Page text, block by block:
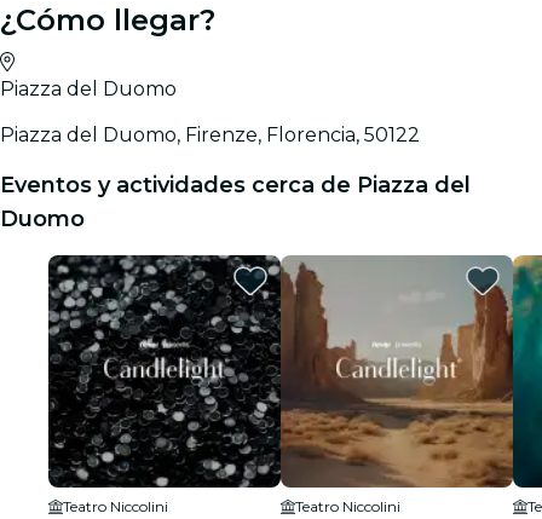
¿Cómo llegar?
Piazza del Duomo
Piazza del Duomo, Firenze, Florencia, 50122
Eventos y actividades cerca de Piazza del
Duomo
Teatro Niccolini
Teatro Niccolini